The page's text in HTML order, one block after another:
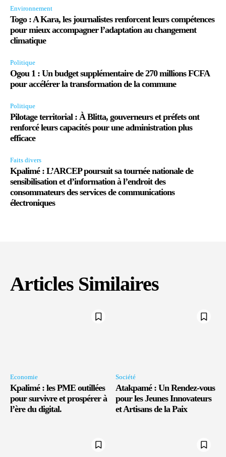
Environnement
Togo : A Kara, les journalistes renforcent leurs compétences
pour mieux accompagner l’adaptation au changement
climatique
Politique
Ogou 1 : Un budget supplémentaire de 270 millions FCFA
pour accélérer la transformation de la commune
Politique
Pilotage territorial : À Blitta, gouverneurs et préfets ont
renforcé leurs capacités pour une administration plus
efficace
Faits divers
Kpalimé : L’ARCEP poursuit sa tournée nationale de
sensibilisation et d’information à l’endroit des
consommateurs des services de communications
électroniques
Articles Similaires
Economie
Kpalimé : les PME outillées
pour survivre et prospérer à
l’ère du digital.
Société
Atakpamé : Un Rendez-vous
pour les Jeunes Innovateurs
et Artisans de la Paix